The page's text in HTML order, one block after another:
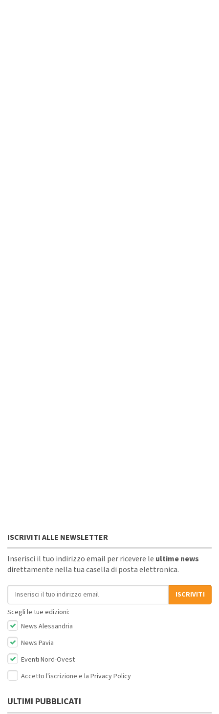
ISCRIVITI ALLE NEWSLETTER
Inserisci il tuo indirizzo email per ricevere le ultime news
direttamente nella tua casella di posta elettronica.
Indirizzo email
ISCRIVITI
Scegli le tue edizioni:
News Alessandria
News Pavia
Eventi Nord-Ovest
Accetto l'iscrizione e la Privacy Policy
ULTIMI PUBBLICATI